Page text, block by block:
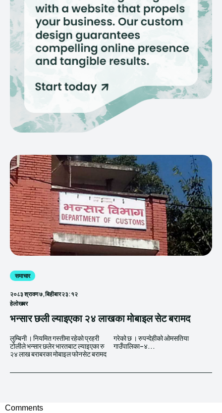
समाचार
२०८३ श्रावण ७, बिहीबार २३:१२
हेलाेखबर
भन्सार छली ल्याइएका २४ लाखका मोबाइल सेट बरामद
लुम्बिनी । नियमित गस्तीमा रहेको प्रहरी
टोलीले भन्सार छलेर भारतबाट ल्याइएका रु
२४ लाख बराबरका मोबाइल फोनसेट बरामद
गरेको छ । रुपन्देहीको ओमसतिया
गाउँपालिका–४...
Comments